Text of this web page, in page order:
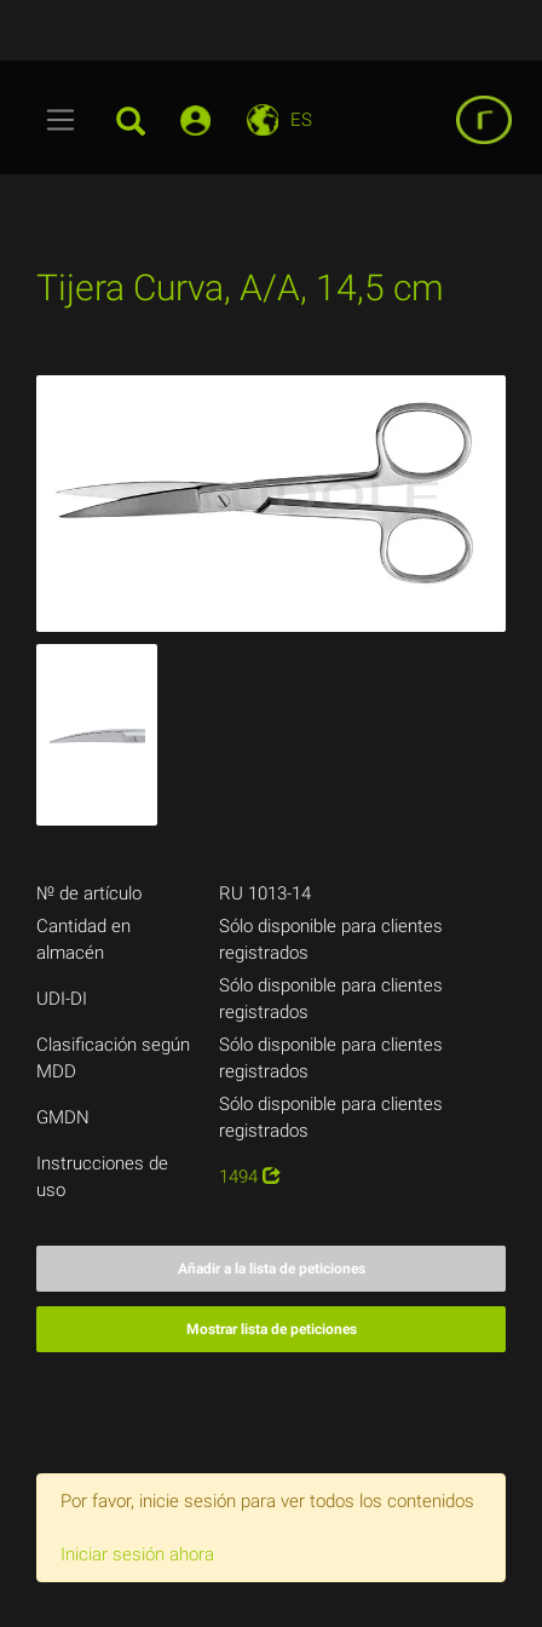
ES
Tijera Curva, A/A, 14,5 cm
№ de artículo
RU 1013-14
Cantidad en
almacén
Sólo disponible para clientes
registrados
UDI-DI
Sólo disponible para clientes
registrados
Clasificación según
MDD
Sólo disponible para clientes
registrados
GMDN
Sólo disponible para clientes
registrados
Instrucciones de
uso
1494
Añadir a la lista de peticiones
Mostrar lista de peticiones
Por favor, inicie sesión para ver todos los contenidos
Iniciar sesión ahora